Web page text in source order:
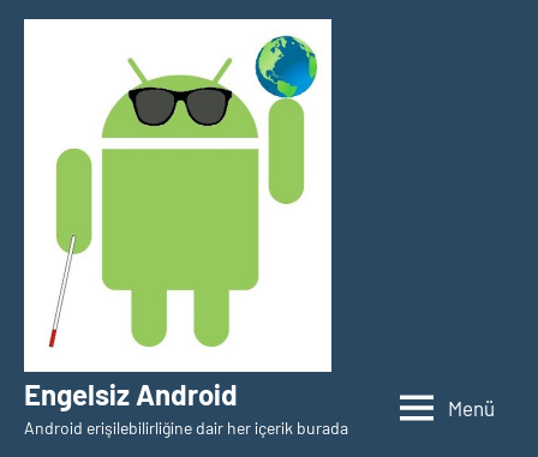
İçeriğe
Engelsiz Android
Android erişilebilirliğine dair her içerik burada
Menü